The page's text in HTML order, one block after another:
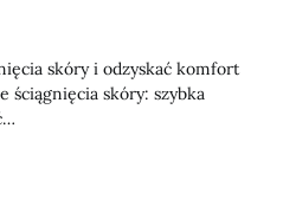
skóry i odzyskać komfort
ściągnięcia skóry: szybka